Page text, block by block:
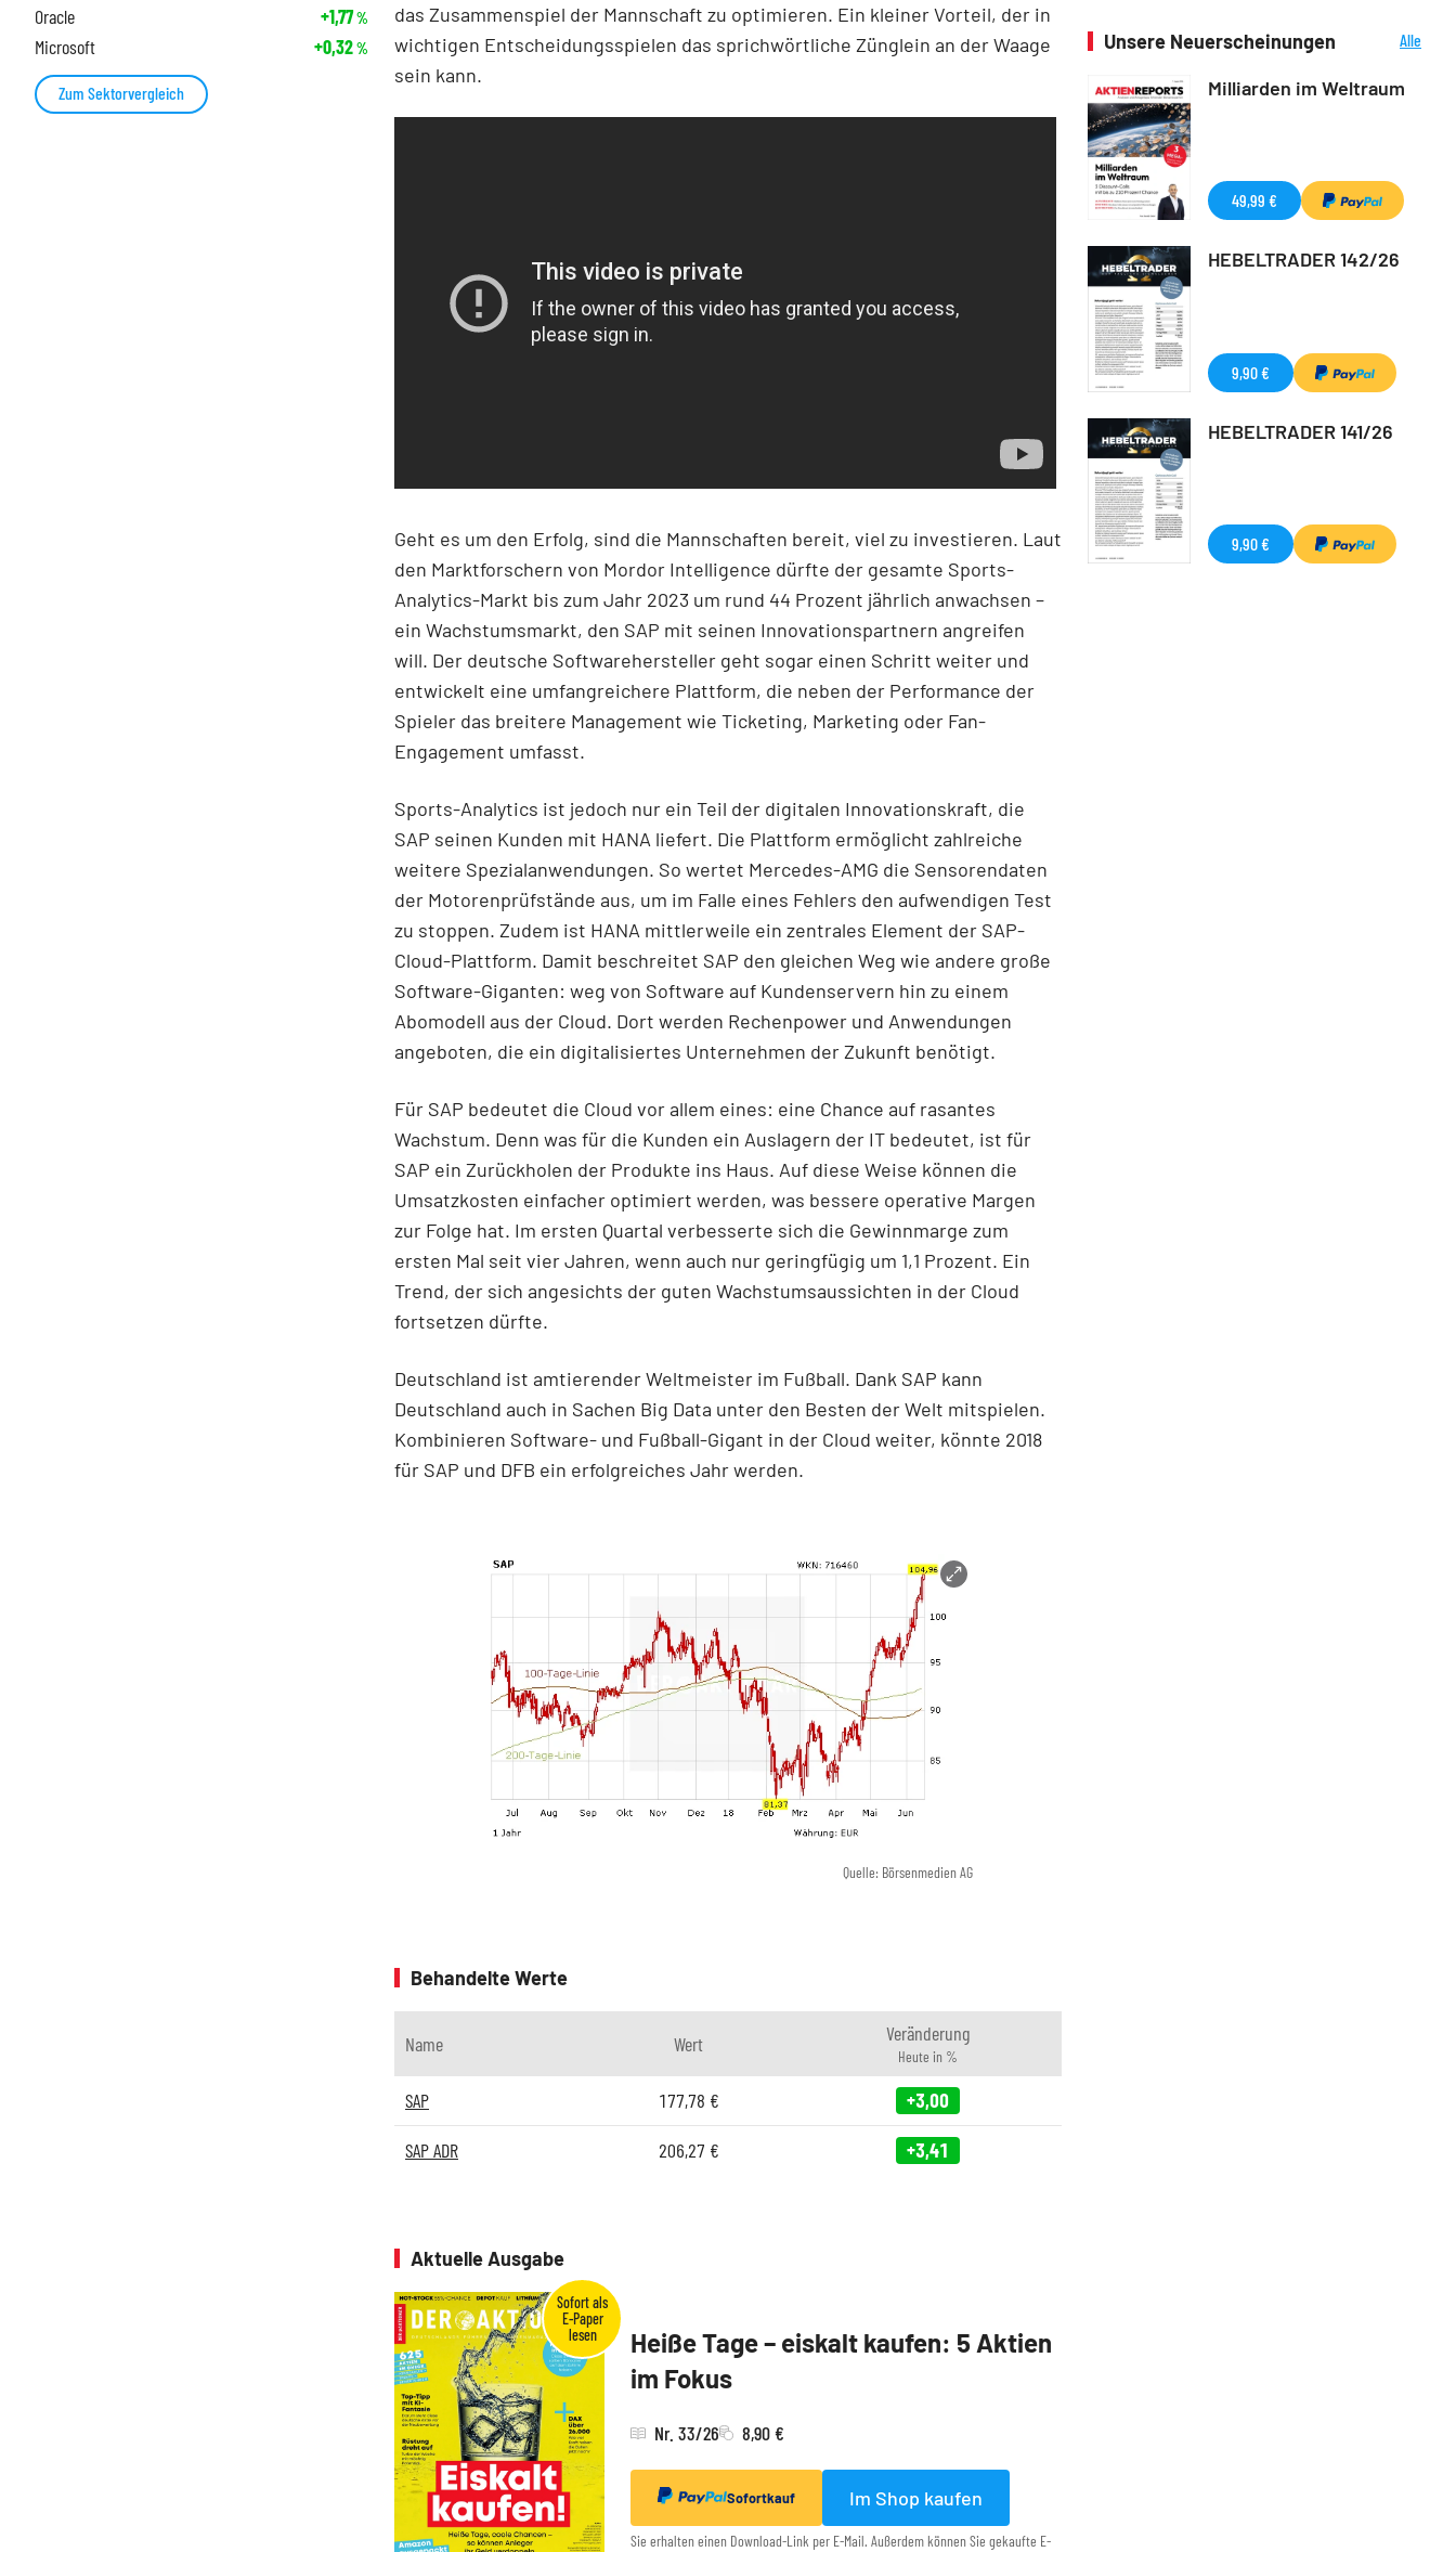
das Zusammenspiel der Mannschaft zu optimieren. Ein kleiner Vorteil, der in
wichtigen Entscheidungsspielen das sprichwörtliche Zünglein an der Waage
sein kann.
Geht es um den Erfolg, sind die Mannschaften bereit, viel zu investieren. Laut
den Marktforschern von Mordor Intelligence dürfte der gesamte Sports-
Analytics-Markt bis zum Jahr 2023 um rund 44 Prozent jährlich anwachsen –
ein Wachstumsmarkt, den SAP mit seinen Innovationspartnern angreifen
will. Der deutsche Softwarehersteller geht sogar einen Schritt weiter und
entwickelt eine umfangreichere Plattform, die neben der Performance der
Spieler das breitere Management wie Ticketing, Marketing oder Fan-
Engagement umfasst.
Sports-Analytics ist jedoch nur ein Teil der digitalen Innovationskraft, die
SAP seinen Kunden mit HANA liefert. Die Plattform ermöglicht zahlreiche
weitere Spezialanwendungen. So wertet Mercedes-AMG die Sensorendaten
der Motorenprüfstände aus, um im Falle eines Fehlers den aufwendigen Test
zu stoppen. Zudem ist HANA mittlerweile ein zentrales Element der SAP-
Cloud-Plattform. Damit beschreitet SAP den gleichen Weg wie andere große
Software-Giganten: weg von Software auf Kundenservern hin zu einem
Abomodell aus der Cloud. Dort werden Rechenpower und Anwendungen
angeboten, die ein digitalisiertes Unternehmen der Zukunft benötigt.
Für SAP bedeutet die Cloud vor allem eines: eine Chance auf rasantes
Wachstum. Denn was für die Kunden ein Auslagern der IT bedeutet, ist für
SAP ein Zurückholen der Produkte ins Haus. Auf diese Weise können die
Umsatzkosten einfacher optimiert werden, was bessere operative Margen
zur Folge hat. Im ersten Quartal verbesserte sich die Gewinnmarge zum
ersten Mal seit vier Jahren, wenn auch nur geringfügig um 1,1 Prozent. Ein
Trend, der sich angesichts der guten Wachstumsaussichten in der Cloud
fortsetzen dürfte.
Deutschland ist amtierender Weltmeister im Fußball. Dank SAP kann
Deutschland auch in Sachen Big Data unter den Besten der Welt mitspielen.
Kombinieren Software- und Fußball-Gigant in der Cloud weiter, könnte 2018
für SAP und DFB ein erfolgreiches Jahr werden.
Quelle: Börsenmedien AG
Behandelte Werte
Name Wert Veränderung
Heute in %
SAP 177,78 € +3,00
SAP ADR 206,27 € +3,41
Aktuelle Ausgabe
Heiße Tage – eiskalt kaufen: 5 Aktien
im Fokus
Nr. 33/26 8,90 €
Sofortkauf Im Shop kaufen
Sie erhalten einen Download-Link per E-Mail. Außerdem können Sie gekaufte E-
Oracle +1,77%
Microsoft +0,32%
Zum Sektorvergleich
Unsere Neuerscheinungen
Alle
Milliarden im Weltraum
49,99 €
HEBELTRADER 142/26
9,90 €
HEBELTRADER 141/26
9,90 €